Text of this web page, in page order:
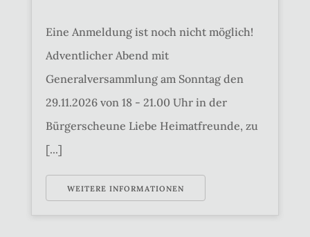
Eine Anmeldung ist noch nicht möglich!
Adventlicher Abend mit
Generalversammlung am Sonntag den
29.11.2026 von 18 - 21.00 Uhr in der
Bürgerscheune Liebe Heimatfreunde, zu
[...]
WEITERE INFORMATIONEN